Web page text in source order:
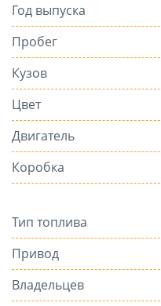
Год выпуска
Пробег
Кузов
Цвет
Двигатель
Коробка
Тип топлива
Привод
Владельцев